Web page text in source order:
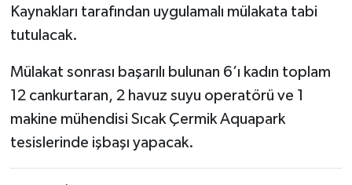
Kaynakları tarafından uygulamalı mülakata tabi
tutulacak.
Mülakat sonrası başarılı bulunan 6’ı kadın toplam
12 cankurtaran, 2 havuz suyu operatörü ve 1
makine mühendisi Sıcak Çermik Aquapark
tesislerinde işbaşı yapacak.